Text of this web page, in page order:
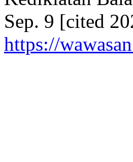
Sep. 9 [cited
https://